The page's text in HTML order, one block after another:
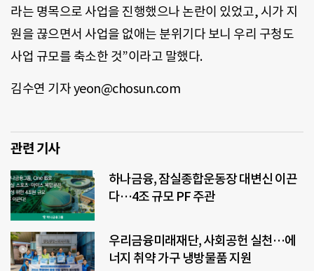
라는 명목으로 사업을 진행했으나 논란이 있었고, 시가 지
원을 끊으면서 사업을 없애는 분위기다 보니 우리 구청도
사업 규모를 축소한 것”이라고 말했다.
김수연 기자 yeon@chosun.com
관련 기사
하나금융, 잠실종합운동장 대변신 이끈
다…4조 규모 PF 주관
우리금융미래재단, 사회공헌 실천…에
너지 취약 가구 냉방물품 지원